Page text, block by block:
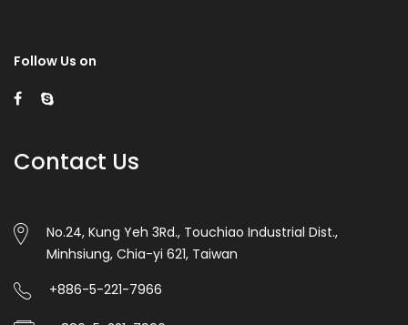
Follow Us on
Contact Us
No.24, Kung Yeh 3Rd., Touchiao Industrial Dist.,
Minhsiung, Chia-yi 621, Taiwan
+886-5-221-7966